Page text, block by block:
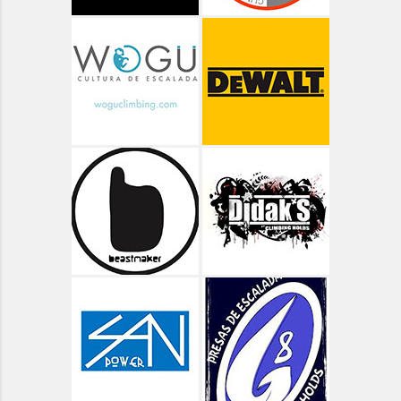
Aragón - Valle de Bujaruelo
Aragón - Valle de Ordiso
Aragón - Vías Clásicas
Arbolí Bloque
Asturias
Asturias - Circular Lagos de Covadonga
Asturias - Oriente - Carbes
Asturias - Oriente - Cuevas del Mar
Asturias - Oriente - Las Cabadas
Asturias - Oviedo - Teverga